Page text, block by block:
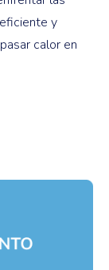
y
calor en